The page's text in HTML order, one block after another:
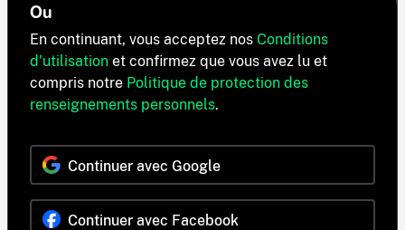
Ou
En continuant, vous acceptez nos Conditions
d'utilisation et confirmez que vous avez lu et
compris notre Politique de protection des
renseignements personnels.
Continuer avec Google
Continuer avec Facebook